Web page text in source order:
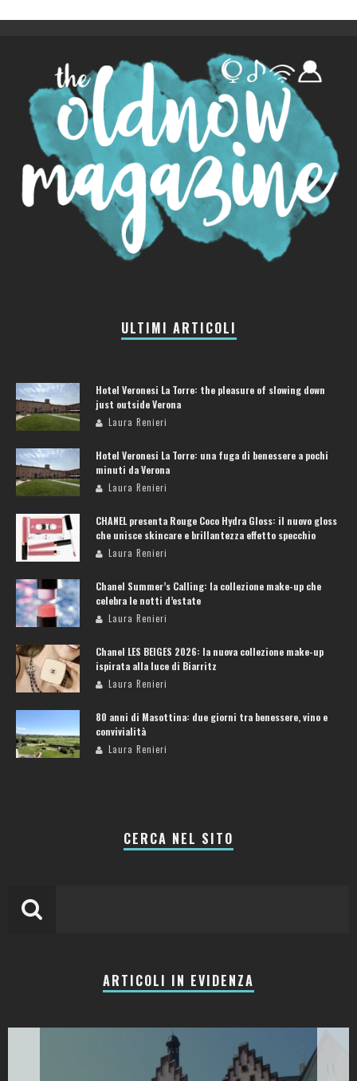
ULTIMI ARTICOLI
Hotel Veronesi La Torre: the pleasure of slowing down
just outside Verona
Laura Renieri
Hotel Veronesi La Torre: una fuga di benessere a pochi
minuti da Verona
Laura Renieri
CHANEL presenta Rouge Coco Hydra Gloss: il nuovo gloss
che unisce skincare e brillantezza effetto specchio
Laura Renieri
Chanel Summer’s Calling: la collezione make-up che
celebra le notti d’estate
Laura Renieri
Chanel LES BEIGES 2026: la nuova collezione make-up
ispirata alla luce di Biarritz
Laura Renieri
80 anni di Masottina: due giorni tra benessere, vino e
convivialità
Laura Renieri
CERCA NEL SITO
ARTICOLI IN EVIDENZA